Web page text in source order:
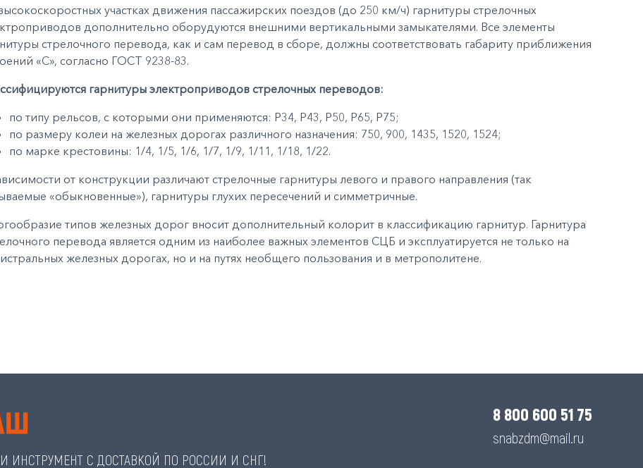
участках движения пассажирских поездов (до 250 км/ч) гарнитуры стрелочных
дополнительно оборудуются внешними вертикальными замыкателями. Все элементы
стрелочного перевода, как и сам перевод в сборе, должны соответствовать габариту приближения
«С», согласно ГОСТ 9238-83.
гарнитуры электроприводов стрелочных переводов:
по типу рельсов, с которыми они применяются: Р34, Р43, Р50, Р65, Р75;
по размеру колеи на железных дорогах различного назначения: 750, 900, 1435, 1520, 1524;
по марке крестовины: 1/4, 1/5, 1/6, 1/7, 1/9, 1/11, 1/18, 1/22.
от конструкции различают стрелочные гарнитуры левого и правого направления (так
«обыкновенные»), гарнитуры глухих пересечений и симметричные.
типов железных дорог вносит дополнительный колорит в классификацию гарнитур. Гарнитура
перевода является одним из наиболее важных элементов СЦБ и эксплуатируется не только на
железных дорогах, но и на путях необщего пользования и в метрополитене.
ИНСТРУМЕНТ С ДОСТАВКОЙ ПО РОССИИ И СНГ!
8 800 600 51 75
snabzdm@mail.ru